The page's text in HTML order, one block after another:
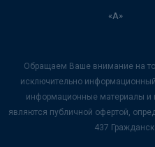
«А»
Обращаем Ваше внимание на
исключительно
информационные материалы и
являются публичной офертой,
437